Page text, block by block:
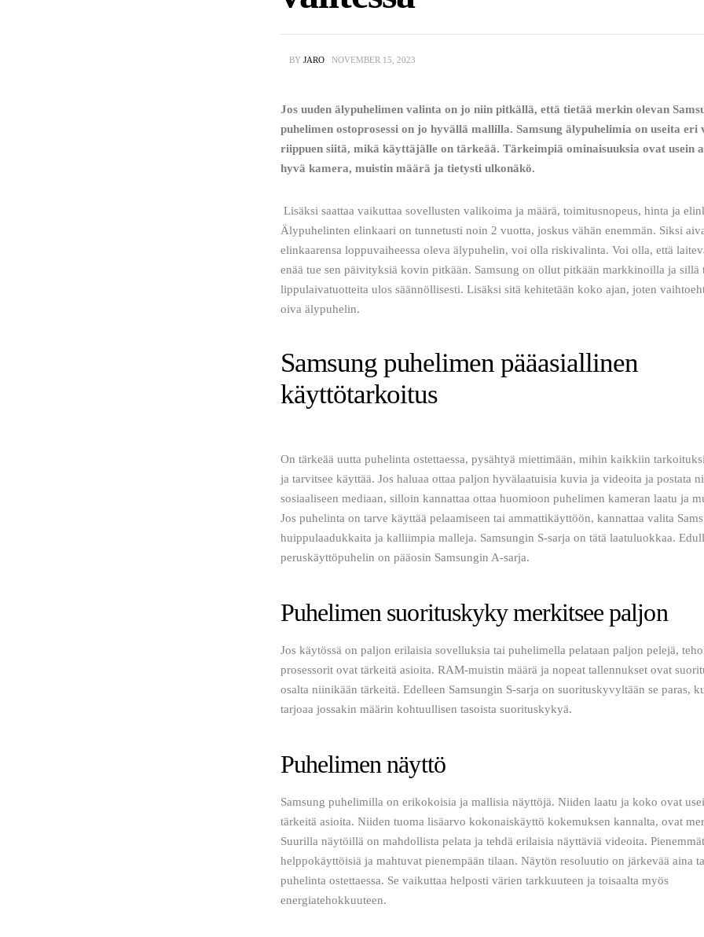
BY JARO NOVEMBER 15, 2023
Jos uuden älypuhelimen valinta on jo niin pitkällä, että tietää merkin olevan
puhelimen ostoprosessi on jo hyvällä mallilla. Samsung älypuhelimia on useita
riippuen siitä, mikä käyttäjälle on tärkeää. Tärkeimpiä ominaisuuksia ovat usein
hyvä kamera, muistin määrä ja tietysti ulkonäkö.
Älypuhelinten elinkaari on tunnetusti noin 2 vuotta, joskus vähän enemmän. Siksi
elinkaarensa loppuvaiheessa oleva älypuhelin, voi olla riskivalinta. Voi olla, että
enää tue sen päivityksiä kovin pitkään. Samsung on ollut pitkään markkinoilla ja sillä
lippulaivatuotteita ulos säännöllisesti. Lisäksi sitä kehitetään koko ajan, joten
oiva älypuhelin.
Samsung puhelimen pääasiallinen
käyttötarkoitus
On tärkeää uutta puhelinta ostettaessa, pysähtyä miettimään, mihin kaikkiin
ja tarvitsee käyttää. Jos haluaa ottaa paljon hyvälaatuisia kuvia ja videoita ja postata
sosiaaliseen mediaan, silloin kannattaa ottaa huomioon puhelimen kameran laatu ja
Jos puhelinta on tarve käyttää pelaamiseen tai ammattikäyttöön, kannattaa valita
huippulaadukkaita ja kalliimpia malleja. Samsungin S-sarja on tätä laatuluokkaa.
peruskäyttöpuhelin on pääosin Samsungin A-sarja.
Puhelimen suorituskyky merkitsee paljon
Jos käytössä on paljon erilaisia sovelluksia tai puhelimella pelataan paljon pelejä,
prosessorit ovat tärkeitä asioita. RAM-muistin määrä ja nopeat tallennukset ovat
osalta niinikään tärkeitä. Edelleen Samsungin S-sarja on suorituskyvyltään se paras,
tarjoaa jossakin määrin kohtuullisen tasoista suorituskykyä.
Puhelimen näyttö
Samsung puhelimilla on erikokoisia ja mallisia näyttöjä. Niiden laatu ja koko ovat
tärkeitä asioita. Niiden tuoma lisäarvo kokonaiskäyttö kokemuksen kannalta, ovat
Suurilla näytöillä on mahdollista pelata ja tehdä erilaisia näyttäviä videoita.
helppokäyttöisiä ja mahtuvat pienempään tilaan. Näytön resoluutio on järkevää aina
puhelinta ostettaessa. Se vaikuttaa helposti värien tarkkuuteen ja toisaalta myös
energiatehokkuuteen.